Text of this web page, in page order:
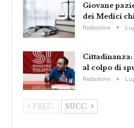
Giovane
dei Medici
Redazione
Cittadinanza:
al colpo di
Redazione
PREC. SUCC.